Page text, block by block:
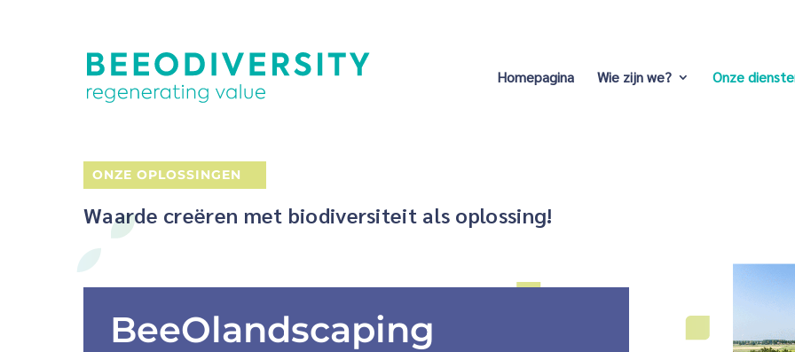
Homepagina Wie zijn we? Onze
ONZE OPLOSSINGEN
Waarde creëren met biodiversiteit als oplossing!
BeeOlandscaping